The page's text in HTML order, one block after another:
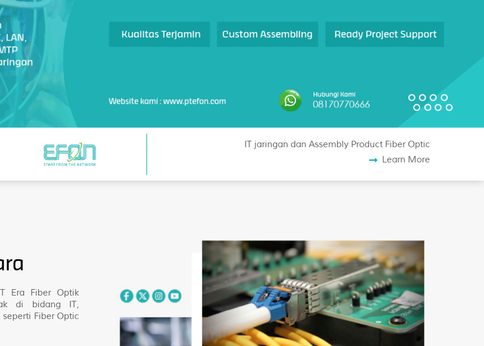
IT jaringan dan Assembly Product Fiber Optic
Learn More
Era Fiber Optik
di bidang IT,
Fiber Optic